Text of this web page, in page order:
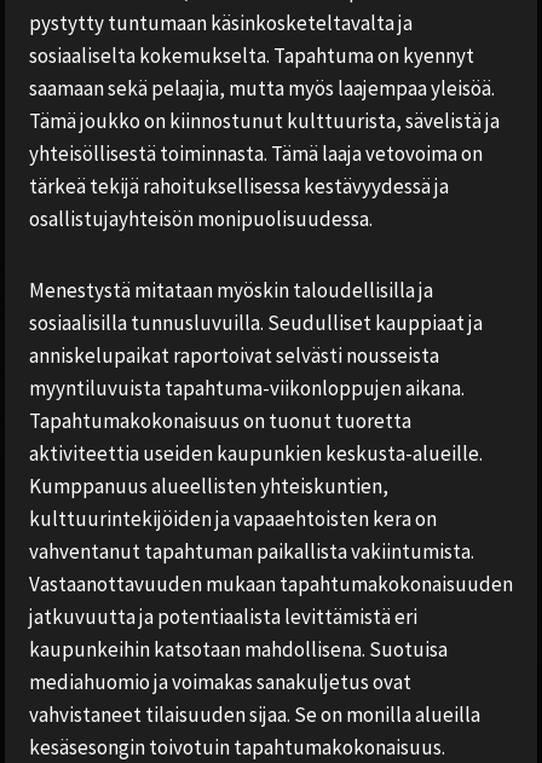
pystytty tuntumaan käsinkosketeltavalta ja
sosiaaliselta kokemukselta. Tapahtuma on kyennyt
saamaan sekä pelaajia, mutta myös laajempaa yleisöä.
Tämä joukko on kiinnostunut kulttuurista, sävelistä ja
yhteisöllisestä toiminnasta. Tämä laaja vetovoima on
tärkeä tekijä rahoituksellisessa kestävyydessä ja
osallistujayhteisön monipuolisuudessa.
Menestystä mitataan myöskin taloudellisilla ja
sosiaalisilla tunnusluvuilla. Seudulliset kauppiaat ja
anniskelupaikat raportoivat selvästi nousseista
myyntiluvuista tapahtuma-viikonloppujen aikana.
Tapahtumakokonaisuus on tuonut tuoretta
aktiviteettia useiden kaupunkien keskusta-alueille.
Kumppanuus alueellisten yhteiskuntien,
kulttuurintekijöiden ja vapaaehtoisten kera on
vahventanut tapahtuman paikallista vakiintumista.
Vastaanottavuuden mukaan tapahtumakokonaisuuden
jatkuvuutta ja potentiaalista levittämistä eri
kaupunkeihin katsotaan mahdollisena. Suotuisa
mediahuomio ja voimakas sanakuljetus ovat
vahvistaneet tilaisuuden sijaa. Se on monilla alueilla
kesäsesongin toivotuin tapahtumakokonaisuus.